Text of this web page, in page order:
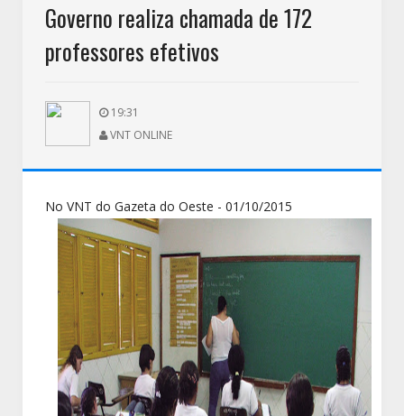
Governo realiza chamada de 172
professores efetivos
19:31
VNT ONLINE
No VNT do Gazeta do Oeste - 01/10/2015